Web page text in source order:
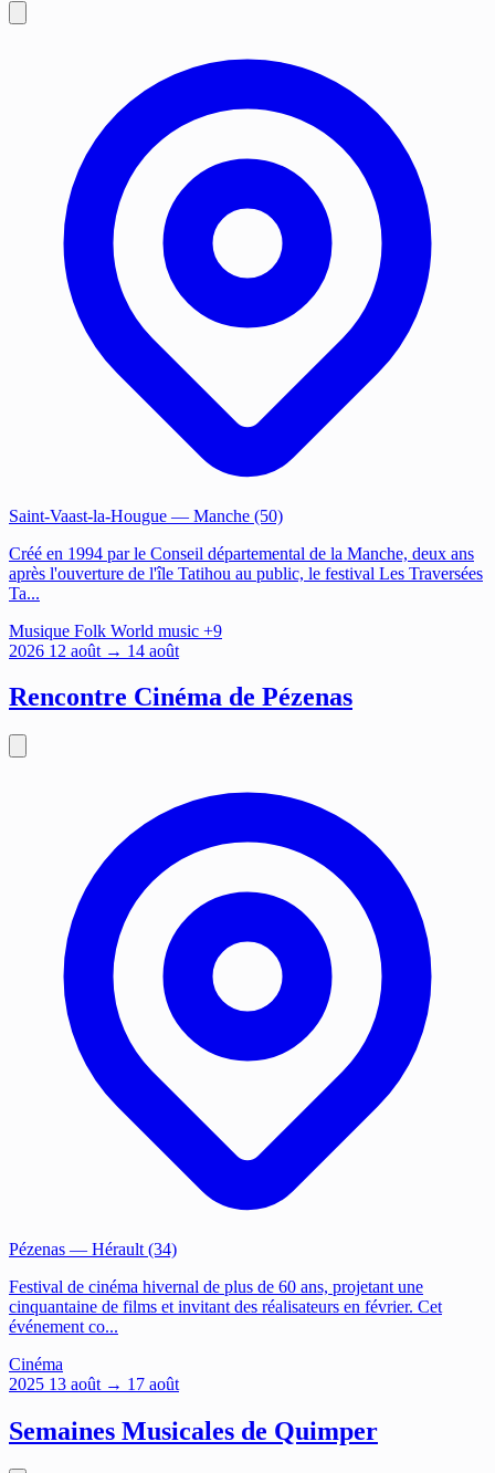
Saint-Vaast-la-Hougue — Manche (50)
Créé en 1994 par le Conseil départemental de la Manche, deux ans
après l'ouverture de l'île Tatihou au public, le festival Les Traversées
Ta...
Musique Folk World music +9
2026 12 août → 14 août
Rencontre Cinéma de Pézenas
Pézenas — Hérault (34)
Festival de cinéma hivernal de plus de 60 ans, projetant une
cinquantaine de films et invitant des réalisateurs en février. Cet
événement co...
Cinéma
2025 13 août → 17 août
Semaines Musicales de Quimper